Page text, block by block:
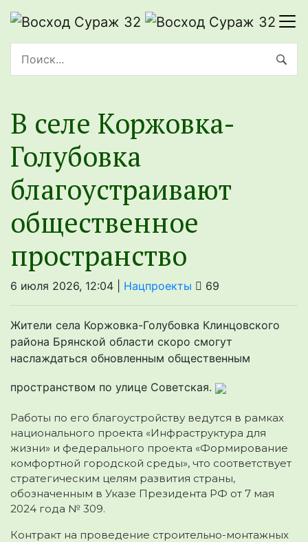
В селе Коржовка-
Голубовка
благоустраивают
общественное
пространство
6 июля 2026, 12:04 | Нацпроекты 69
Жители села Коржовка-Голубовка Клинцовского
района Брянской области скоро смогут
наслаждаться обновленным общественным
пространством по улице Советская.
Работы по его благоустройству ведутся в рамках
национального проекта «Инфраструктура для
жизни» и федерального проекта «Формирование
комфортной городской среды», что соответствует
стратегическим целям развития страны,
обозначенным в Указе Президента РФ от 7 мая
2024 года № 309.
Контракт на проведение строительно-монтажных